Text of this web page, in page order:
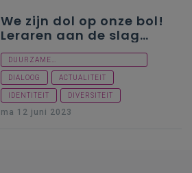
We zijn dol op onze bol!
Leraren aan de slag
met inspirerend
burgerschap
DUURZAME
ONTWIKKELINGSDOELEN
DIALOOG
ACTUALITEIT
IDENTITEIT DIVERSITEIT
ma 12 juni 2023